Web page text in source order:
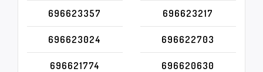
696623357 696623217
696623024 696622703
696621774 696620630